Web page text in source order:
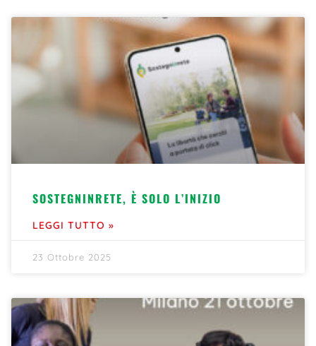
SOSTEGNINRETE, È SOLO L’INIZIO
LEGGI TUTTO »
23 Ottobre 2025